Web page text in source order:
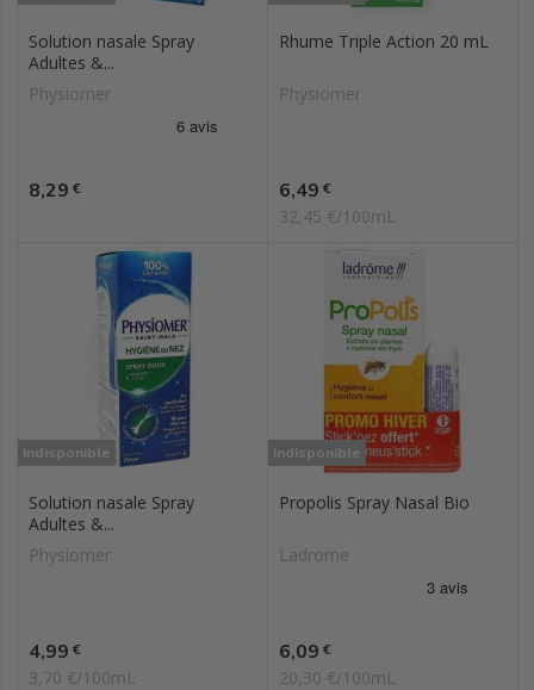
Solution nasale Spray
Adultes &...
Physiomer
Prix
8,29 €
Rhume Triple Action 20 mL
Physiomer
Prix
6,49 €
32,45 €/100mL
Indisponible
Solution nasale Spray
Adultes &...
Physiomer
Prix
4,99 €
3,70 €/100mL
Indisponible
Propolis Spray Nasal Bio
Ladrome
Prix
6,09 €
20,30 €/100mL